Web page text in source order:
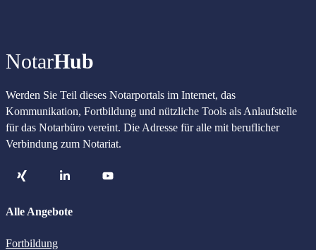
NotarHub
Werden Sie Teil dieses Notarportals im Internet, das
Kommunikation, Fortbildung und nützliche Tools als Anlaufstelle
für das Notarbüro vereint. Die Adresse für alle mit beruflicher
Verbindung zum Notariat.
Alle Angebote
Fortbildung